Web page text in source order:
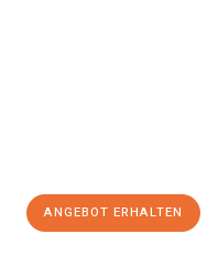
ANGEBOT ERHALTEN